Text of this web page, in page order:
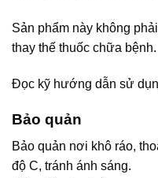
Sản phẩm này không
thay thế thuốc chữa bệnh.
Đọc kỹ hướng dẫn sử
Bảo quản
Bảo quản nơi khô ráo,
độ C, tránh ánh sáng.